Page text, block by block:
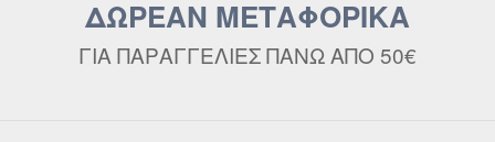
ΔΩΡΕΑΝ ΜΕΤΑΦΟΡΙΚΑ
ΓΙΑ ΠΑΡΑΓΓΕΛΙΕΣ ΠΑΝΩ ΑΠΟ 50€